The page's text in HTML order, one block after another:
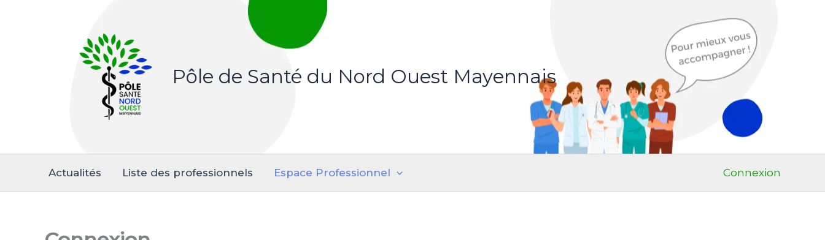
Pôle de Santé du Nord Ouest Mayennais
Actualités Liste des professionnels Espace Professionnel Connexion